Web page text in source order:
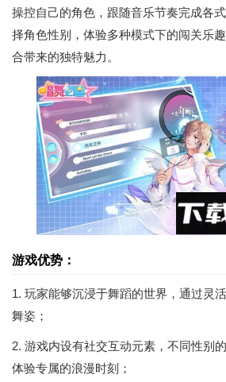
操控自己的角色，跟随音乐节奏完成各
择角色性别，体验多种模式下的闯关乐
合带来的独特魅力。
游戏优势：
1. 玩家能够沉浸于舞蹈的世界，通过灵
舞姿；
2. 游戏内设有社交互动元素，不同性别
体验专属的浪漫时刻；